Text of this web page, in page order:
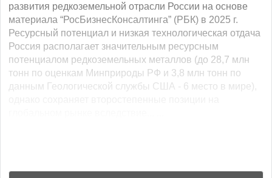
развития редкоземельной отрасли России на основе
материала “РосБизнесКонсалтинга” (РБК) в 2025 г.
Ресурсный потенциал и низкая технологическая отдача
Россия располагает значительным ресурсным
потенциалом редкоземельных металлов (до 28,7 млн
тонн по оценкам Минприроды РФ и 3,8 млн тонн по
данным Геологической службы США - 6 место в мире),